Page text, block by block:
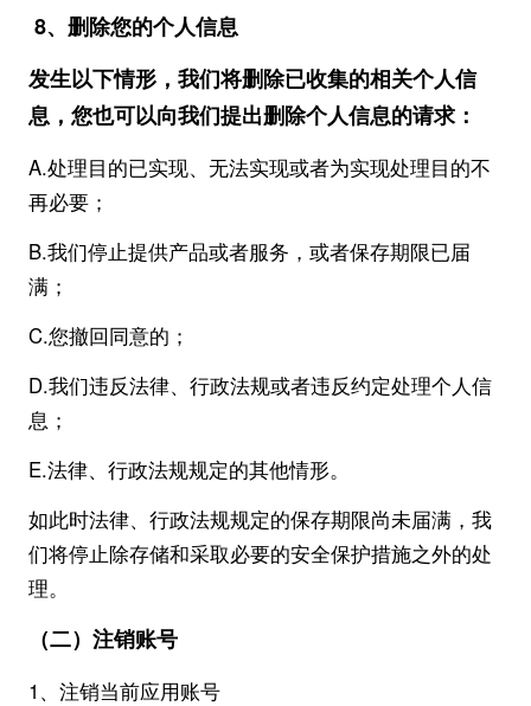
8、删除您的个人信息
发生以下情形，我们将删除已收集的相关个人信
息，您也可以向我们提出删除个人信息的请求：
A.处理目的已实现、无法实现或者为实现处理目的不
再必要；
B.我们停止提供产品或者服务，或者保存期限已届
满；
C.您撤回同意的；
D.我们违反法律、行政法规或者违反约定处理个人信
息；
E.法律、行政法规规定的其他情形。
如此时法律、行政法规规定的保存期限尚未届满，我
们将停止除存储和采取必要的安全保护措施之外的处
理。
（二）注销账号
1、注销当前应用账号